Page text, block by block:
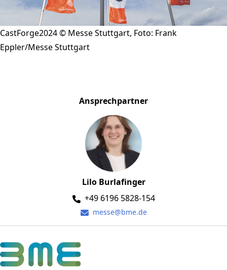
CastForge2024 © Messe Stuttgart, Foto: Frank
Eppler/Messe Stuttgart
Ansprechpartner
Lilo Burlafinger
+49 6196 5828-154
messe@bme.de